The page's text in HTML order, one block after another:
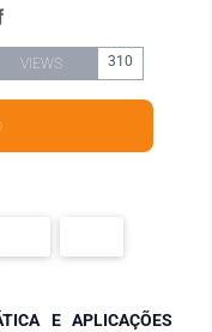
VIEWS 310
E APLICAÇÕES